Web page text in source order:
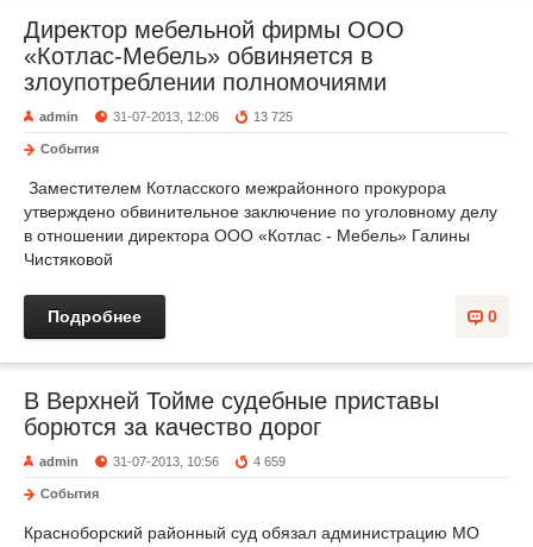
Директор мебельной фирмы ООО
«Котлас-Мебель» обвиняется в
злоупотреблении полномочиями
admin 31-07-2013, 12:06 13 725
События
Заместителем Котласского межрайонного прокурора
утверждено обвинительное заключение по уголовному делу
в отношении директора ООО «Котлас - Мебель» Галины
Чистяковой
0
Подробнее
В Верхней Тойме судебные приставы
борются за качество дорог
admin 31-07-2013, 10:56 4 659
События
Красноборский районный суд обязал администрацию МО